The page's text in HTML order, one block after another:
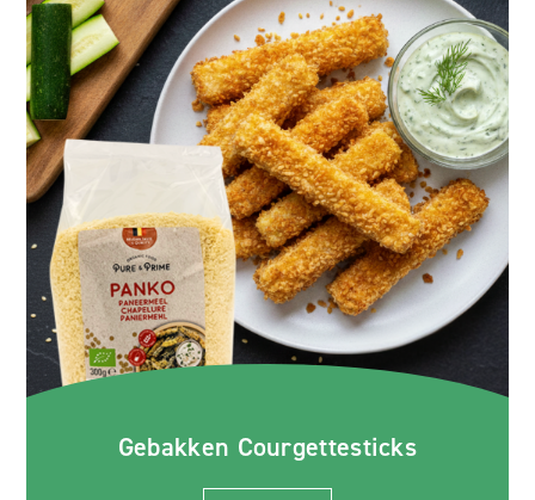
Gebakken Courgettesticks